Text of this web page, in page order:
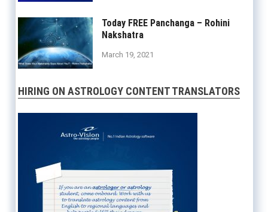
Today FREE Panchanga – Rohini
Nakshatra
March 19, 2021
HIRING ON ASTROLOGY CONTENT TRANSLATORS